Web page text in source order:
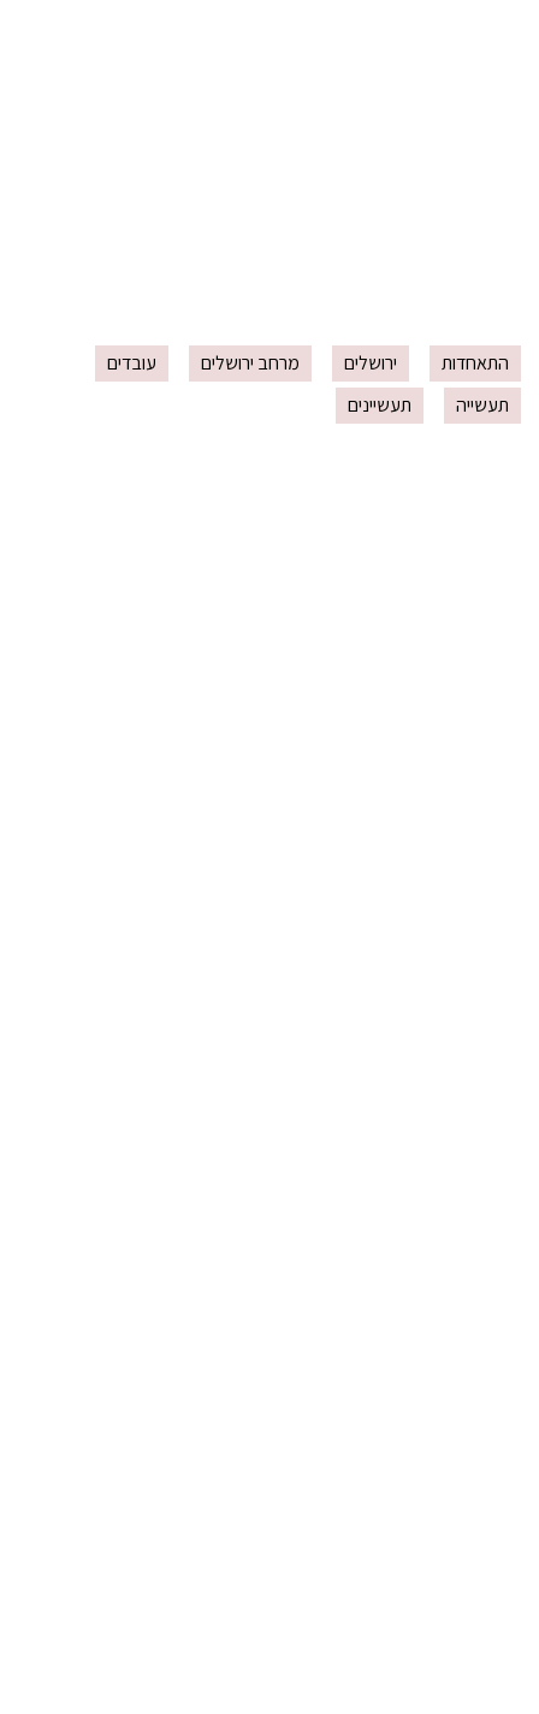
התאחדות ירושלים מרחב ירושלים
עובדים
תעשייה
תעשיינים